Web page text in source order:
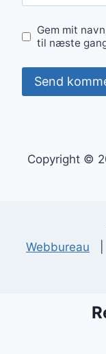
Gem mit
til næste
Copyright ©
Webbureau |